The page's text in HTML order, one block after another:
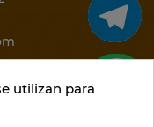
utilizan para